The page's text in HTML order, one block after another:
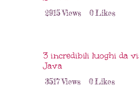
2915Views 0Likes
3 incredibili luoghi da
Java
3517Views 0Likes